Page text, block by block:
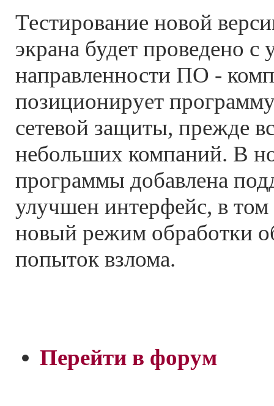
Тестирование новой
экрана будет проведено с
направленности ПО -
позиционирует
сетевой защиты, прежде
небольших компаний. В
программы добавлена
улучшен интерфейс, в том
новый режим обработки
попыток взлома.
Перейти в форум